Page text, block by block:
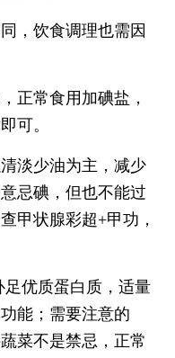
饮食调理也需因
正常食用加碘盐，
可。
淡少油为主，减少
忌碘，但也不能过
甲状腺彩超+甲功，
足优质蛋白质，适量
能；需要注意的
菜不是禁忌，正常